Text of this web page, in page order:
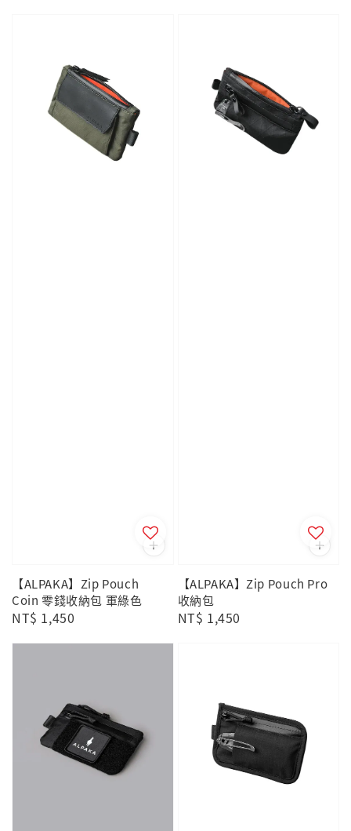
【ALPAKA】Zip Pouch
Coin 零錢收納包 軍綠色
Regular
NT$ 1,450
【ALPAKA】Zip Pouch Pro
收納包
Regular
NT$ 1,450